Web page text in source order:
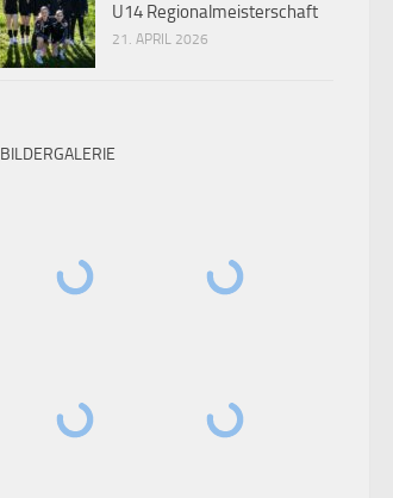
U14 Regionalmeisterschaft
21. APRIL 2026
BILDERGALERIE